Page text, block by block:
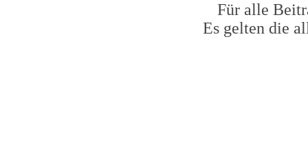
Für alle
Es gelten die